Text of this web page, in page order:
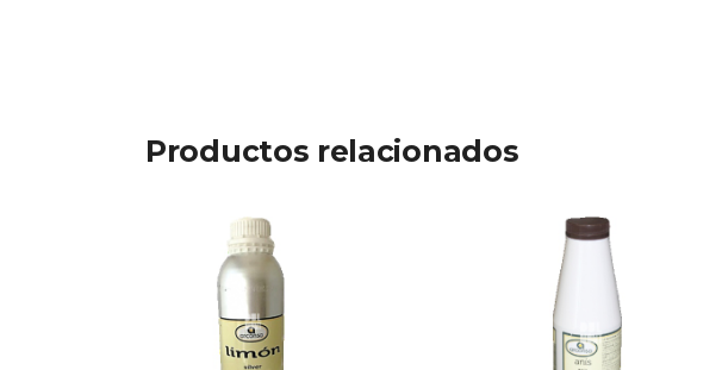
Productos relacionados